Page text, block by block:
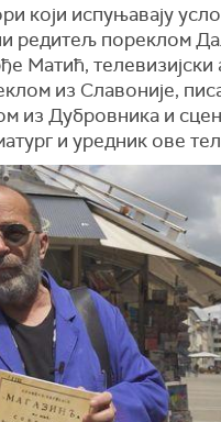
који испуњавају
редитељ пореклом
Матић,
из Славоније,
из Дубровника и
и уредник ове